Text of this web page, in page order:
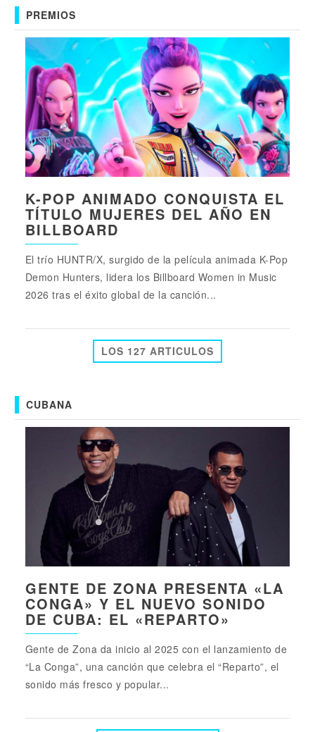
PREMIOS
K-POP ANIMADO CONQUISTA EL
TÍTULO MUJERES DEL AÑO EN
BILLBOARD
El trío HUNTR/X, surgido de la película animada K-Pop
Demon Hunters, lidera los Billboard Women in Music
2026 tras el éxito global de la canción...
LOS 127 ARTICULOS
CUBANA
GENTE DE ZONA PRESENTA «LA
CONGA» Y EL NUEVO SONIDO
DE CUBA: EL «REPARTO»
Gente de Zona da inicio al 2025 con el lanzamiento de
“La Conga”, una canción que celebra el “Reparto”, el
sonido más fresco y popular...